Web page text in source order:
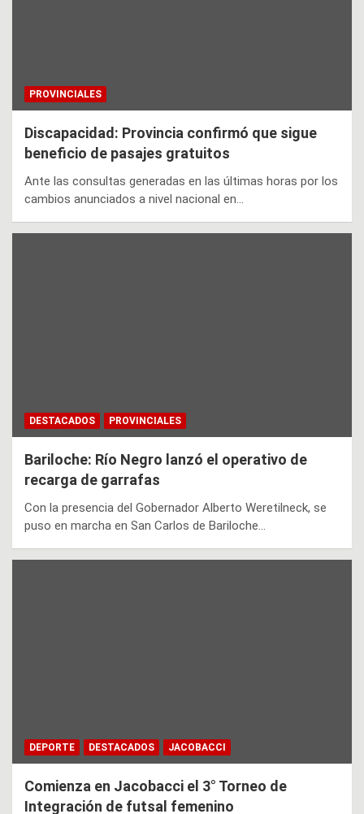
PROVINCIALES
Discapacidad: Provincia confirmó que sigue
beneficio de pasajes gratuitos
Ante las consultas generadas en las últimas horas por los
cambios anunciados a nivel nacional en…
DESTACADOS PROVINCIALES
Bariloche: Río Negro lanzó el operativo de
recarga de garrafas
Con la presencia del Gobernador Alberto Weretilneck, se
puso en marcha en San Carlos de Bariloche…
DEPORTE DESTACADOS JACOBACCI
Comienza en Jacobacci el 3° Torneo de
Integración de futsal femenino